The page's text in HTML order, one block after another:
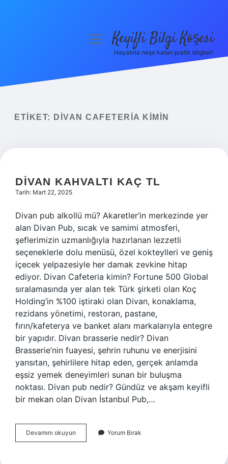
Yasal Uyarı
menüyüKeyifli Bilgi Köşesi
Hayatına neşe katan pratik bilgiler!
ETIKET: DIVAN CAFETERIA KIMIN
DIVAN KAHVALTI KAÇ TL
Tarih: Mart 22, 2025
Divan pub alkollü mü? Akaretler’in merkezinde yer
alan Divan Pub, sıcak ve samimi atmosferi,
şeflerimizin uzmanlığıyla hazırlanan lezzetli
seçeneklerle dolu menüsü, özel kokteylleri ve geniş
içecek yelpazesiyle her damak zevkine hitap
ediyor. Divan Cafeteria kimin? Fortune 500 Global
sıralamasında yer alan tek Türk şirketi olan Koç
Holding’in %100 iştiraki olan Divan, konaklama,
rezidans yönetimi, restoran, pastane,
fırın/kafeterya ve banket alanı markalarıyla entegre
bir yapıdır. Divan brasserie nedir? Divan
Brasserie’nin fuayesi, şehrin ruhunu ve enerjisini
yansıtan, şehirlilere hitap eden, gerçek anlamda
eşsiz yemek deneyimleri sunan bir buluşma
noktası. Divan pub nedir? Gündüz ve akşam keyifli
bir mekan olan Divan İstanbul Pub,…
Devamını okuyun
Kahvaltı
Yorum Bırak